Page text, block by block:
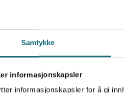
Samtykke
informasjonskapsler
informasjonskapsler for å gi